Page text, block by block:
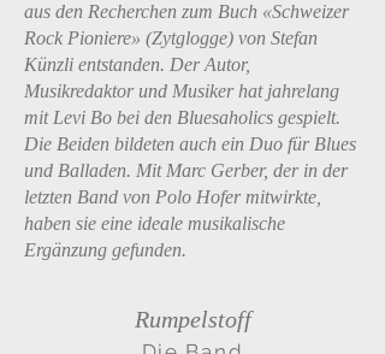
aus den Recherchen zum Buch «Schweizer
Rock Pioniere» (Zytglogge) von Stefan
Künzli entstanden. Der Autor,
Musikredaktor und Musiker hat jahrelang
mit Levi Bo bei den Bluesaholics gespielt.
Die Beiden bildeten auch ein Duo für Blues
und Balladen. Mit Marc Gerber, der in der
letzten Band von Polo Hofer mitwirkte,
haben sie eine ideale musikalische
Ergänzung gefunden.
Rumpelstoff